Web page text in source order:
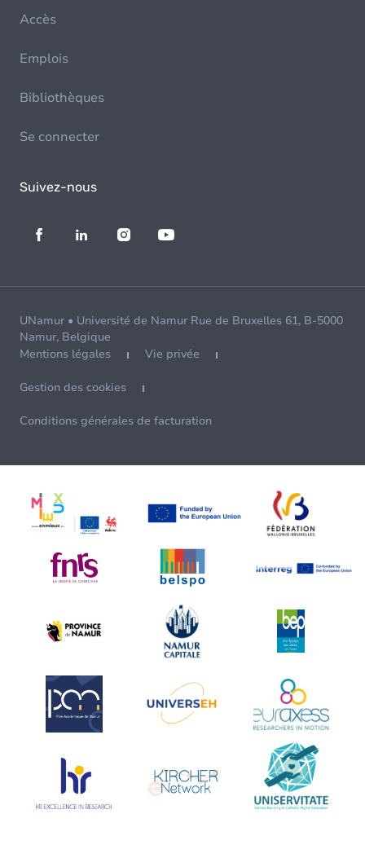
Accès
Emplois
Bibliothèques
Se connecter
Suivez-nous
UNamur • Université de Namur Rue de Bruxelles 61, B-5000
Namur, Belgique
Mentions légales
Vie privée
Gestion des cookies
Conditions générales de facturation